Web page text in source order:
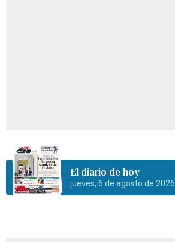
El diario de hoy
jueves, 6 de agosto de 2026